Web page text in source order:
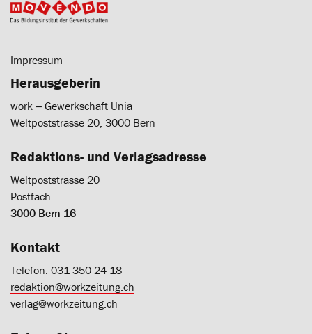
Impressum
Herausgeberin
work ‒ Gewerkschaft Unia
Weltpoststrasse 20, 3000 Bern
Redaktions- und Verlagsadresse
Weltpoststrasse 20
Postfach
3000 Bern 16
Kontakt
Telefon: 031 350 24 18
redaktion@workzeitung.ch
verlag@workzeitung.ch